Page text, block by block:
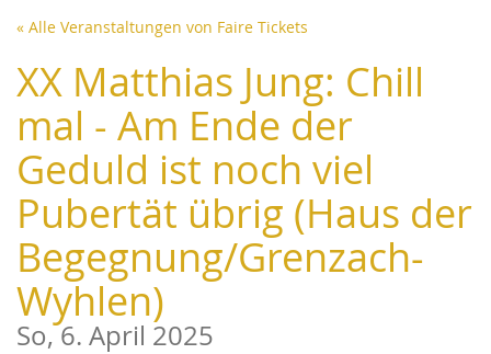
Zum
Inhalt
springen
« Alle Veranstaltungen von Faire Tickets
XX Matthias Jung: Chill
mal - Am Ende der
Geduld ist noch viel
Pubertät übrig (Haus der
Begegnung/Grenzach-
Wyhlen)
So, 6. April 2025